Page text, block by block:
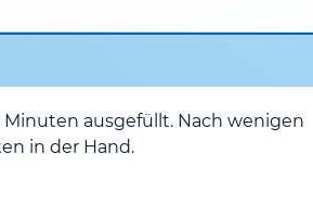
ausgefüllt. Nach wenigen
in der Hand.